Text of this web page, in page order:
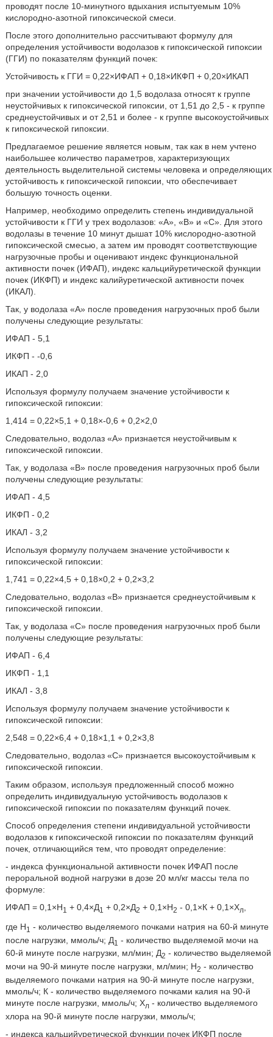
проводят после 10-минутного вдыхания испытуемым 10%
кислородно-азотной гипоксической смеси.
После этого дополнительно рассчитывают формулу для
определения устойчивости водолазов к гипоксической гипоксии
(ГГИ) по показателям функций почек:
Устойчивость к ГГИ = 0,22×ИФАП + 0,18×ИКФП + 0,20×ИКАП
при значении устойчивости до 1,5 водолаза относят к группе
неустойчивых к гипоксической гипоксии, от 1,51 до 2,5 - к группе
среднеустойчивых и от 2,51 и более - к группе высокоустойчивых
к гипоксической гипоксии.
Предлагаемое решение является новым, так как в нем учтено
наибольшее количество параметров, характеризующих
деятельность выделительной системы человека и определяющих
устойчивость к гипоксической гипоксии, что обеспечивает
большую точность оценки.
Например, необходимо определить степень индивидуальной
устойчивости к ГГИ у трех водолазов: «А», «В» и «С». Для этого
водолазы в течение 10 минут дышат 10% кислородно-азотной
гипоксической смесью, а затем им проводят соответствующие
нагрузочные пробы и оценивают индекс функциональной
активности почек (ИФАП), индекс кальцийуретической функции
почек (ИКФП) и индекс калийуретической активности почек
(ИКАЛ).
Так, у водолаза «А» после проведения нагрузочных проб были
получены следующие результаты:
ИФАП - 5,1
ИКФП - -0,6
ИКАП - 2,0
Используя формулу получаем значение устойчивости к
гипоксической гипоксии:
1,414 = 0,22×5,1 + 0,18×-0,6 + 0,2×2,0
Следовательно, водолаз «А» признается неустойчивым к
гипоксической гипоксии.
Так, у водолаза «В» после проведения нагрузочных проб были
получены следующие результаты:
ИФАП - 4,5
ИКФП - 0,2
ИКАЛ - 3,2
Используя формулу получаем значение устойчивости к
гипоксической гипоксии:
1,741 = 0,22×4,5 + 0,18×0,2 + 0,2×3,2
Следовательно, водолаз «В» признается среднеустойчивым к
гипоксической гипоксии.
Так, у водолаза «С» после проведения нагрузочных проб были
получены следующие результаты:
ИФАП - 6,4
ИКФП - 1,1
ИКАЛ - 3,8
Используя формулу получаем значение устойчивости к
гипоксической гипоксии:
2,548 = 0,22×6,4 + 0,18×1,1 + 0,2×3,8
Следовательно, водолаз «С» признается высокоустойчивым к
гипоксической гипоксии.
Таким образом, используя предложенный способ можно
определить индивидуальную устойчивость водолазов к
гипоксической гипоксии по показателям функций почек.
Способ определения степени индивидуальной устойчивости
водолазов к гипоксической гипоксии по показателям функций
почек, отличающийся тем, что проводят определение:
- индекса функциональной активности почек ИФАП после
пероральной водной нагрузки в дозе 20 мл/кг массы тела по
формуле:
ИФАП = 0,1×H1 + 0,4×Д1 + 0,2×Д2 + 0,1×Н2 - 0,1×К + 0,1×Хл,
где H1 - количество выделяемого почками натрия на 60-й минуте
после нагрузки, ммоль/ч; Д1 - количество выделяемой мочи на
60-й минуте после нагрузки, мл/мин; Д2 - количество выделяемой
мочи на 90-й минуте после нагрузки, мл/мин; Н2 - количество
выделяемого почками натрия на 90-й минуте после нагрузки,
ммоль/ч; К - количество выделяемого почками калия на 90-й
минуте после нагрузки, ммоль/ч; Хл- количество выделяемого
хлора на 90-й минуте после нагрузки, ммоль/ч;
- индекса кальцийуретической функции почек ИКФП после